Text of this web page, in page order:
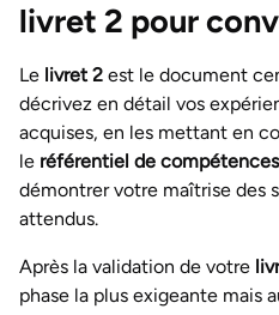
livret 2 pour
Le livret 2 est le document
décrivez en détail vos
acquises, en les mettant en
le référentiel de compétences
démontrer votre maîtrise des
attendus.
Après la validation de votre
phase la plus exigeante mais